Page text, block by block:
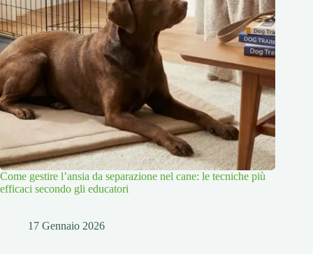
Come gestire l’ansia da separazione nel cane: le tecniche più
efficaci secondo gli educatori
17 Gennaio 2026